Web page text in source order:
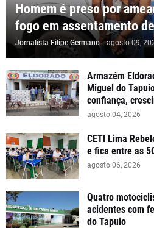
Homem é preso por
fogo em assentamento
Jornalista Filipe Germano - agosto 09,
Armazém
Miguel do
confiança,
agosto 04, 2026
CETI Lima
e fica entre as
agosto 06, 2026
Quatro
acidentes com
do Tapuio